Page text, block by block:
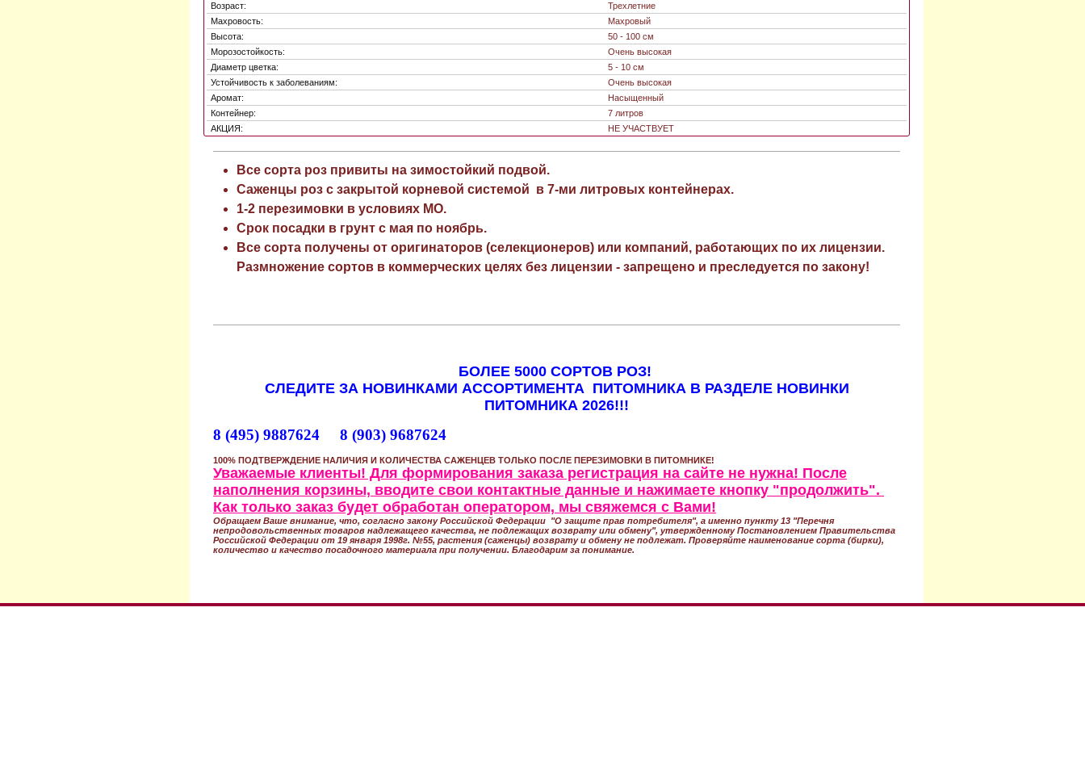
Возраст:
Трехлетние
Махровость:
Махровый
Высота:
50 - 100 см
Морозостойкость:
Очень высокая
Диаметр цветка:
5 - 10 см
Устойчивость к заболеваниям:
Очень высокая
Аромат:
Насыщенный
Контейнер:
7 литров
АКЦИЯ:
НЕ УЧАСТВУЕТ
Все сорта роз привиты на зимостойкий подвой.
Саженцы роз с закрытой корневой системой в 7-ми литровых контейнерах.
1-2 перезимовки в условиях МО.
Срок посадки в грунт с мая по ноябрь.
Все сорта получены от оригинаторов (селекционеров) или компаний, работающих по их лицензии.
Размножение сортов в коммерческих целях без лицензии - запрещено и преследуется по закону!
БОЛЕЕ 5000 СОРТОВ РОЗ!
СЛЕДИТЕ ЗА НОВИНКАМИ АССОРТИМЕНТА ПИТОМНИКА В РАЗДЕЛЕ НОВИНКИ
ПИТОМНИКА 2026!!!
8 (495) 9887624 8 (903) 9687624
100% ПОДТВЕРЖДЕНИЕ НАЛИЧИЯ И КОЛИЧЕСТВА САЖЕНЦЕВ ТОЛЬКО ПОСЛЕ ПЕРЕЗИМОВКИ В ПИТОМНИКЕ!
Уважаемые клиенты! Для формирования заказа регистрация на сайте не нужна! После
наполнения корзины, вводите свои контактные данные и нажимаете кнопку "продолжить".
Как только заказ будет обработан оператором, мы свяжемся с Вами!
Обращаем Ваше внимание, что, согласно закону Российской Федерации "О защите прав потребителя", а именно пункту 13 "Перечня
непродовольственных товаров надлежащего качества, не подлежащих возврату или обмену", утвержденному Постановлением Правительства
Российской Федерации от 19 января 1998г. №55, растения (саженцы) возврату и обмену не подлежат. Проверяйте наименование сорта (бирки),
количество и качество посадочного материала при получении. Благодарим за понимание.